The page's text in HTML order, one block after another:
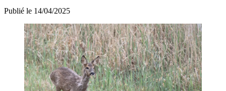
Publié le 14/04/2025